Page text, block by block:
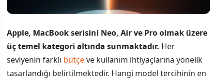
Apple, MacBook serisini Neo, Air ve Pro olmak üzere
üç temel kategori altında sunmaktadır. Her
seviyenin farklı bütçeve kullanım ihtiyaçlarına yönelik
tasarlandığı belirtilmektedir. Hangi model tercihinin en